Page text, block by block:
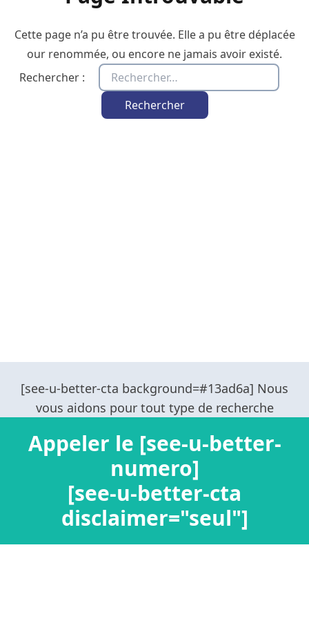
Cette page n’a pu être trouvée. Elle a pu être déplacée
our renommée, ou encore ne jamais avoir existé.
Rechercher :
Appeler le [see-u-better-
numero]
[see-u-better-cta
disclaimer="seul"]